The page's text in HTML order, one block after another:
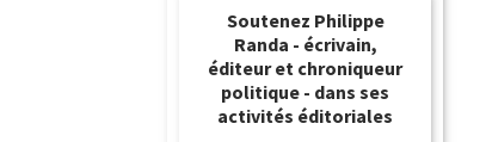
Soutenez Philippe
Randa - écrivain,
éditeur et chroniqueur
politique - dans ses
activités éditoriales